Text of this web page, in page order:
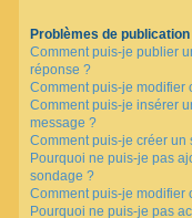
Problèmes de publication
Comment puis-je publier
réponse ?
Comment puis-je modifier
Comment puis-je insérer
message ?
Comment puis-je créer un
Pourquoi ne puis-je pas
sondage ?
Comment puis-je modifier
Pourquoi ne puis-je pas